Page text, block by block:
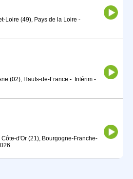
Loire (49), Pays de la Loire -
(02), Hauts-de-France - Intérim -
d'Or (21), Bourgogne-Franche-